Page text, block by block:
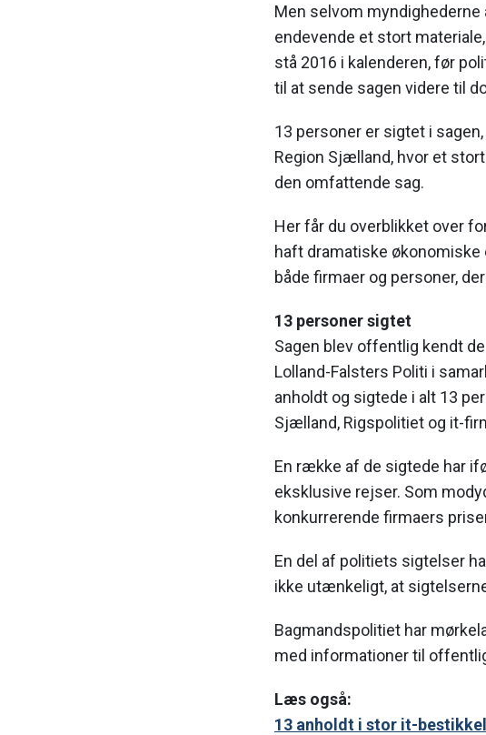
Men selvom
endevende et stort
stå 2016 i kalenderen, før
til at sende sagen videre til
13 personer er sigtet i
Region Sjælland, hvor et
den omfattende sag.
Her får du overblikket over
haft dramatiske
både firmaer og personer,
13 personer sigtet
Sagen blev offentlig kendt
Lolland-Falsters Politi i
anholdt og sigtede i alt 13
Sjælland, Rigspolitiet og it-
En række af de sigtede har
eksklusive rejser. Som
konkurrerende firmaers
En del af politiets sigtelser
ikke utænkeligt, at
Bagmandspolitiet har
med informationer til
Læs også:
13 anholdt i stor it-